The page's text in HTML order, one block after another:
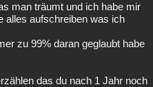
man träumt und ich habe mir
alles aufschreiben was ich
zu 99% daran geglaubt habe
das du nach 1 Jahr noch